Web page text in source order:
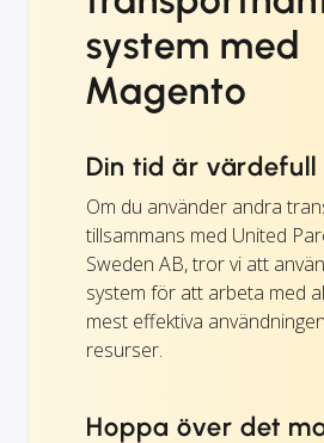
system med
Magento
Din tid är värdefull
Om du använder andra
tillsammans med United
Sweden AB, tror vi att
system för att arbeta med
mest effektiva
resurser.
Hoppa över det